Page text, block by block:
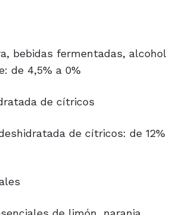
bebidas fermentadas, alcohol
de 4,5% a 0%
de cítricos
de cítricos: de 12%